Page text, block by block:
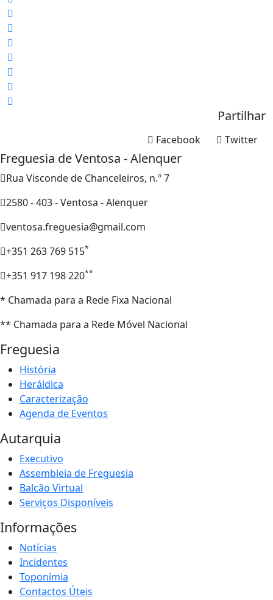
Partilhar
Twitter
Facebook
Freguesia de Ventosa - Alenquer
Rua Visconde de Chanceleiros, n.º 7
2580 - 403 - Ventosa - Alenquer
ventosa.freguesia@gmail.com
+351 263 769 515*
+351 917 198 220**
* Chamada para a Rede Fixa Nacional
** Chamada para a Rede Móvel Nacional
Freguesia
História
Heráldica
Caracterização
Agenda de Eventos
Autarquia
Executivo
Assembleia de Freguesia
Balcão Virtual
Serviços Disponíveis
Informações
Notícias
Incidentes
Toponímia
Contactos Úteis